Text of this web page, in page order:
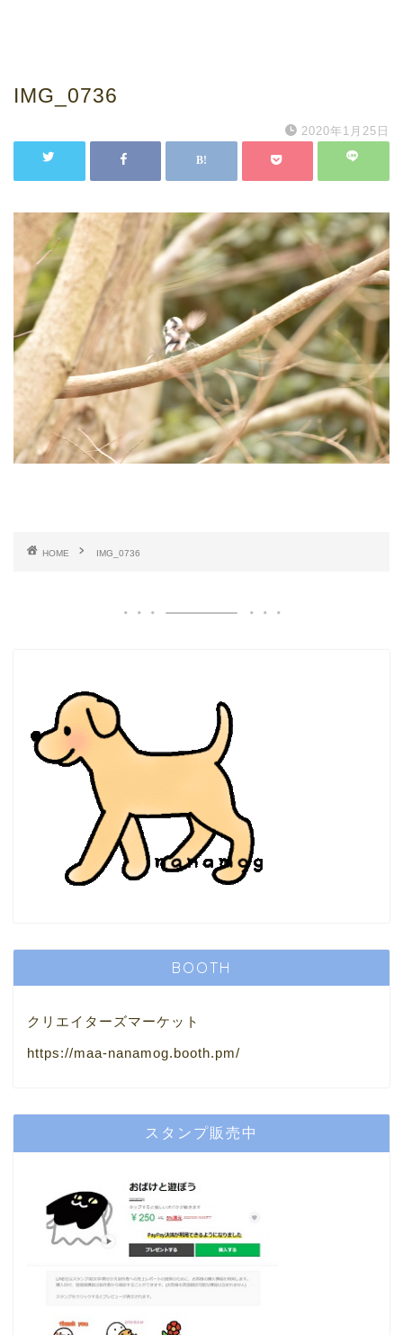
IMG_0736
2020年1月25日
HOME IMG_0736
BOOTH
クリエイターズマーケット
https://maa-nanamog.booth.pm/
スタンプ販売中